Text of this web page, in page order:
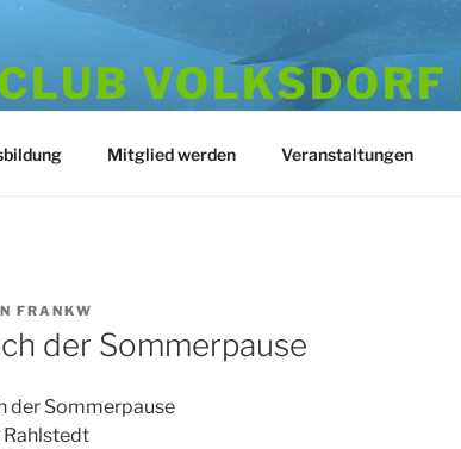
VOLKSDORF
Mitglied werden Veranstaltungen
FRANKW
der Sommerpause
der Sommerpause